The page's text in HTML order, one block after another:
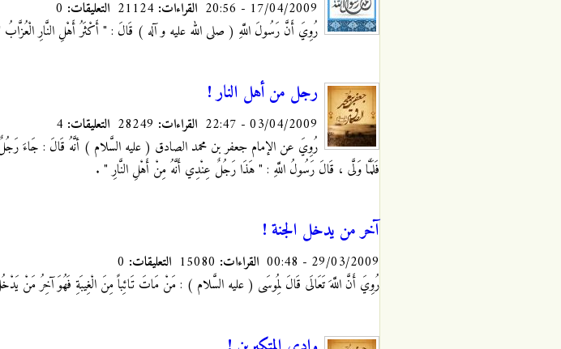
17/04/2009 - 20:56 القراءات: التعليقات:
رُوِيَ أَنَّ رَسُولَ اللَّهِ ( صلى الله عليه و آله ) قَالَ : " أَكْثَرُ أَهْلِ النَّارِ الْعُزَّابُ
رجل من أهل النار !
03/04/2009 - 22:47 القراءات: التعليقات:
رُوِيَ عن الإمام جعفر بن محمد الصادق ( عليه السَّلام ) أنَّهُ قَالَ : جَاءَ
فَلَمَّا وَلَّى ، قَالَ رَسُولُ اللَّهِ : " هَذَا رَجُلٌ عِنْدِي أَنَّهُ مِنْ أَهْلِ النَّارِ " .
آخر من يدخل الجنة !
29/03/2009 - 00:48 القراءات: التعليقات:
رُوِيَ أَنَّ اللَّهَ تَعَالَى قَالَ لِمُوسَى ( عليه السَّلام ) : مَنْ مَاتَ تَائِباً مِنَ الْغِيبَةِ فَهُوَ آخِرُ مَنْ